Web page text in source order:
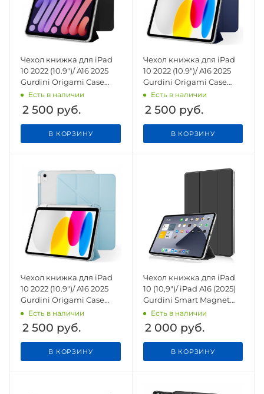
Чехол книжка для iPad
10 2022 (10.9")/ A16 2025
Gurdini Origami Case
Черный
Есть в наличии
2 500 руб.
В КОРЗИНУ
Чехол книжка для iPad
10 2022 (10.9")/ A16 2025
Gurdini Origami Case
Темно Синий
Есть в наличии
2 500 руб.
В КОРЗИНУ
Чехол книжка для iPad
10 2022 (10.9")/ A16 2025
Gurdini Origami Case
Голубой
Есть в наличии
2 500 руб.
В КОРЗИНУ
Чехол книжка для iPad
10 (10,9")/ iPad A16 (2025)
Gurdini Smart Magnet
Series Black
Есть в наличии
2 000 руб.
В КОРЗИНУ